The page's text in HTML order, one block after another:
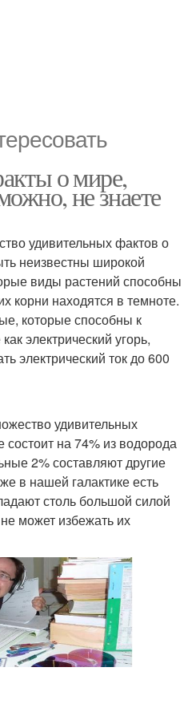
о мире,
не знаете
удивительных фактов о
неизвестны широкой
виды растений способны
корни находятся в темноте.
которые способны к
электрический угорь,
электрический ток до 600
удивительных
на 74% из водорода
2% составляют другие
в нашей галактике есть
столь большой силой
может избежать их